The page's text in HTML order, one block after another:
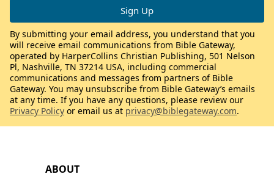
ABOUT
By submitting your email address, you understand that you
will receive email communications from Bible Gateway,
operated by HarperCollins Christian Publishing, 501 Nelson
Pl, Nashville, TN 37214 USA, including commercial
communications and messages from partners of Bible
Gateway. You may unsubscribe from Bible Gateway’s emails
at any time. If you have any questions, please review our
Privacy Policy or email us at privacy@biblegateway.com.